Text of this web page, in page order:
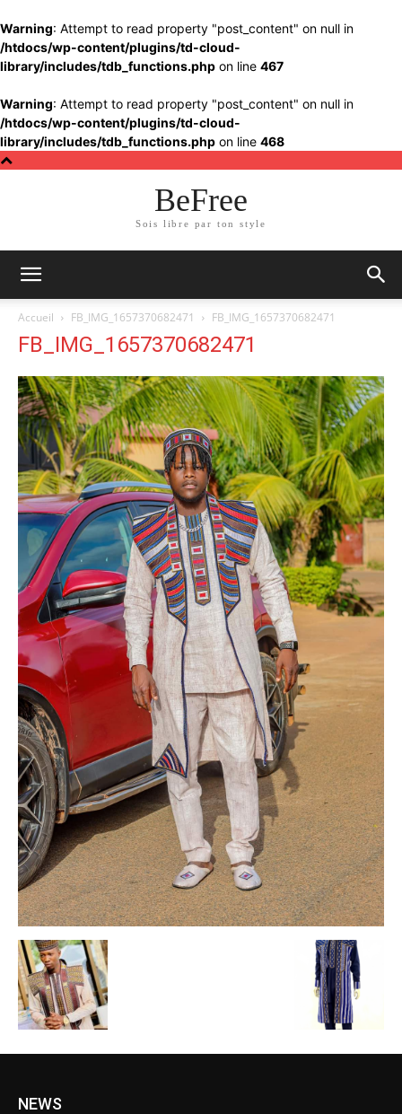
Warning: Attempt to read property "post_content" on null in
/htdocs/wp-content/plugins/td-cloud-
library/includes/tdb_functions.php on line 467
Warning: Attempt to read property "post_content" on null in
/htdocs/wp-content/plugins/td-cloud-
library/includes/tdb_functions.php on line 468
BeFree
Sois libre par ton style
Accueil FB_IMG_1657370682471 FB_IMG_1657370682471
FB_IMG_1657370682471
NEWS